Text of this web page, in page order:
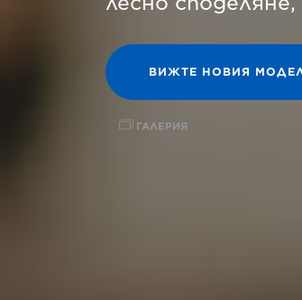
ВИЖТЕ НОВИЯ
ГАЛЕРИЯ